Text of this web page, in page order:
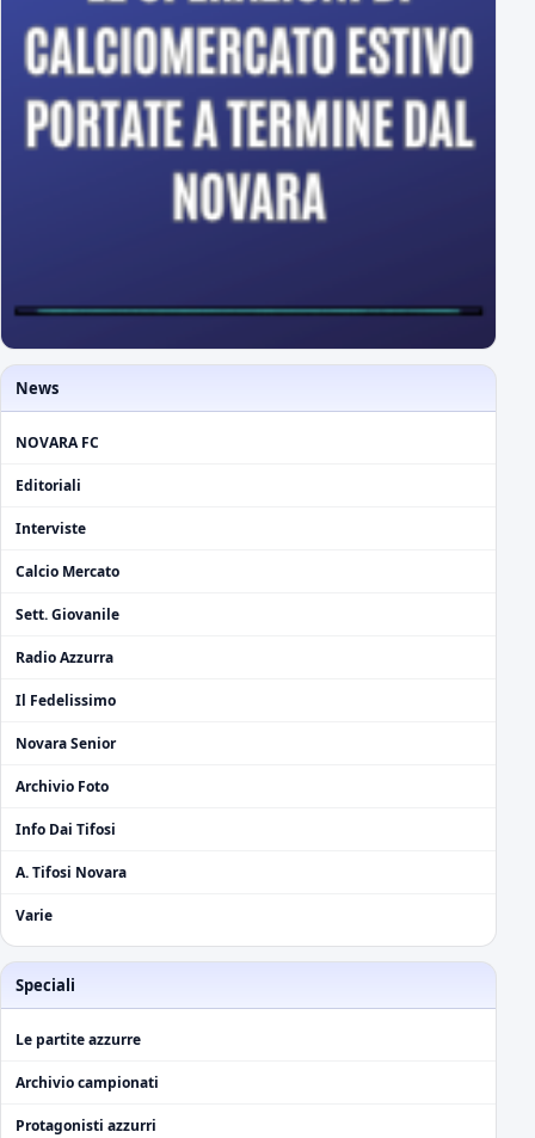
News
NOVARA FC
Editoriali
Interviste
Calcio Mercato
Sett. Giovanile
Radio Azzurra
Il Fedelissimo
Novara Senior
Archivio Foto
Info Dai Tifosi
A. Tifosi Novara
Varie
Speciali
Le partite azzurre
Archivio campionati
Protagonisti azzurri